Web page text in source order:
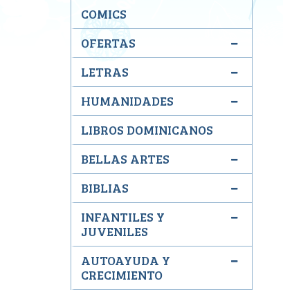
COMICS
OFERTAS
LETRAS
HUMANIDADES
LIBROS DOMINICANOS
BELLAS ARTES
BIBLIAS
INFANTILES Y
JUVENILES
AUTOAYUDA Y
CRECIMIENTO